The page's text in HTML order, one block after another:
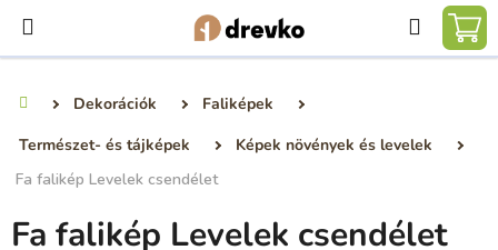
fő
Dekorációk
Faliképek
Természet- és tájképek
Képek növények és levelek
Fa falikép Levelek csendélet
Fa falikép Levelek csendélet